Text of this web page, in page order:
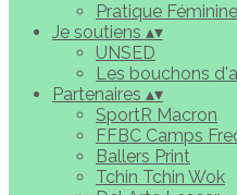
Pratique
Je soutiens ▴▾
UNSED
Les bouchons
Partenaires ▴▾
SportR Macron
FFBC Camps
Ballers Print
Tchin Tchin Wok